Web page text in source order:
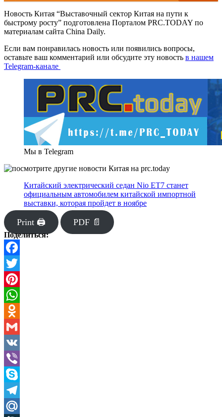
Новость Китая “Выставочный сектор Китая на пути к
быстрому росту” подготовлена Порталом PRC.TODAY по
материалам сайта China Daily.
Если вам понравилась новость или появились вопросы,
оставьте ваш комментарий или обсудите эту новость в нашем
Telegram-канале
Мы в Telegram
Китайский электрический седан Nio ET7 станет
официальным автомобилем китайской импортной
выставки, которая пройдет в ноябре
Print 🖨 PDF 📄
Поделиться:
Facebook
Twitter
Pinterest
WhatsApp
Odnoklassniki
Gmail
VK
Viber
Skype
Telegram